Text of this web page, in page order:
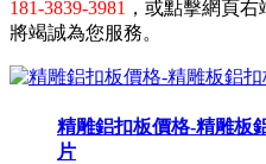
181-3839-3981 ，或點擊網頁
將竭誠為您服務。
精雕鋁扣板價格-精雕板
片